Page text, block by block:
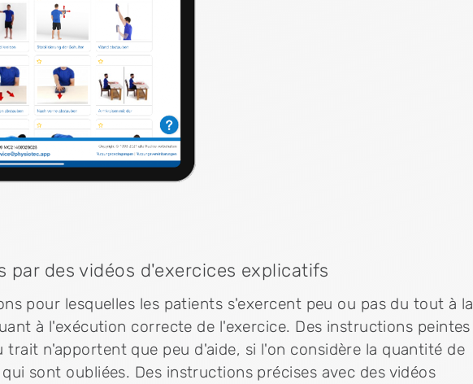
par des vidéos d'exercices explicatifs
pour lesquelles les patients s'exercent peu ou pas du tout à la
à l'exécution correcte de l'exercice. Des instructions peintes
trait n'apportent que peu d'aide, si l'on considère la quantité de
sont oubliées. Des instructions précises avec des vidéos